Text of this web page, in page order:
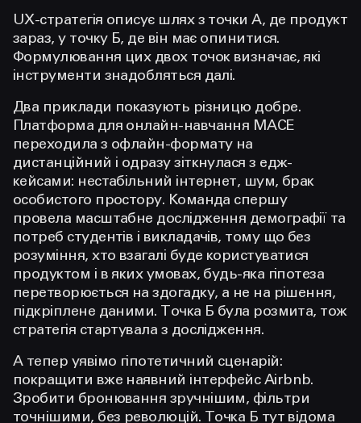
UX-стратегія описує шлях з точки А, де продукт
зараз, у точку Б, де він має опинитися.
Формулювання цих двох точок визначає, які
інструменти знадобляться далі.
Два приклади показують різницю добре.
Платформа для онлайн-навчання MACE
переходила з офлайн-формату на
дистанційний і одразу зіткнулася з едж-
кейсами: нестабільний інтернет, шум, брак
особистого простору. Команда спершу
провела масштабне дослідження демографії та
потреб студентів і викладачів, тому що без
розуміння, хто взагалі буде користуватися
продуктом і в яких умовах, будь-яка гіпотеза
перетворюється на здогадку, а не на рішення,
підкріплене даними. Точка Б була розмита, тож
стратегія стартувала з дослідження.
А тепер уявімо гіпотетичний сценарій:
покращити вже наявний інтерфейс Airbnb.
Зробити бронювання зручнішим, фільтри
точнішими, без революцій. Точка Б тут відома